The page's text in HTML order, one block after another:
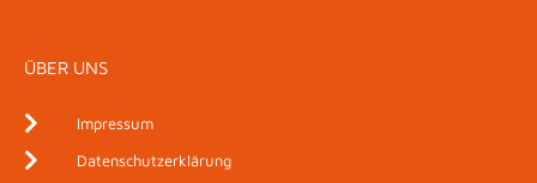
ÜBER UNS
Impressum
Datenschutzerklärung